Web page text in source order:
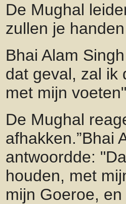
De Mughal
zullen je
Bhai Alam
dat geval, zal ik
met mijn
De Mughal
afhakken.”Bhai
antwoordde:
houden, met
mijn Goeroe,